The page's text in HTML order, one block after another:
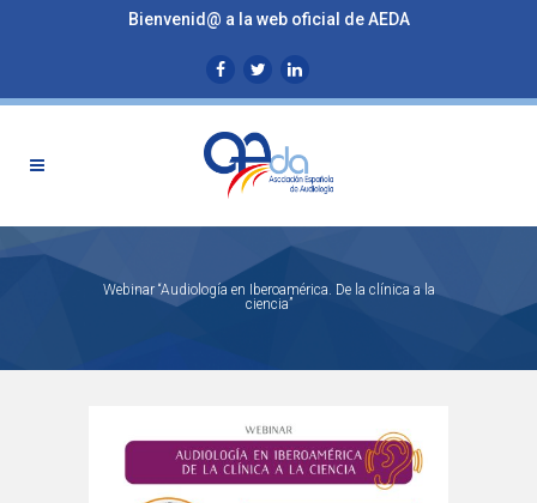
Bienvenid@ a la web oficial de AEDA
Webinar “Audiología en Iberoamérica. De la clínica a la
ciencia”